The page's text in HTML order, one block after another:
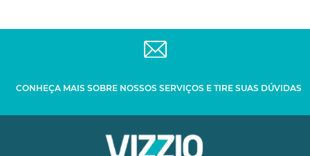
CONHEÇA MAIS SOBRE NOSSOS SERVIÇOS E TIRE SUAS DÚVIDAS